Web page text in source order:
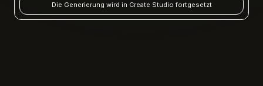
Die Generierung wird in Create Studio fortgesetzt